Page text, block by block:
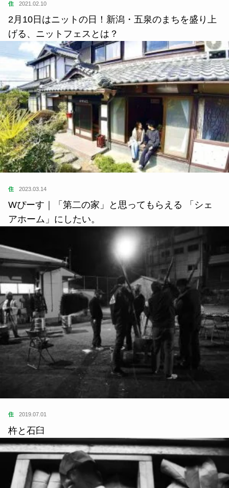
住 2021.02.10
2月10日はニットの日！新潟・五泉のまちを盛り上
げる、ニットフェスとは？
住 2023.03.14
Wぴーす｜「第二の家」と思ってもらえる 「シェ
アホーム」にしたい。
住 2019.07.01
杵と石臼